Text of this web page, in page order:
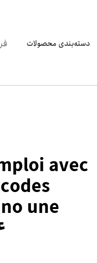
دسته‌بندی محصولات
avec
une